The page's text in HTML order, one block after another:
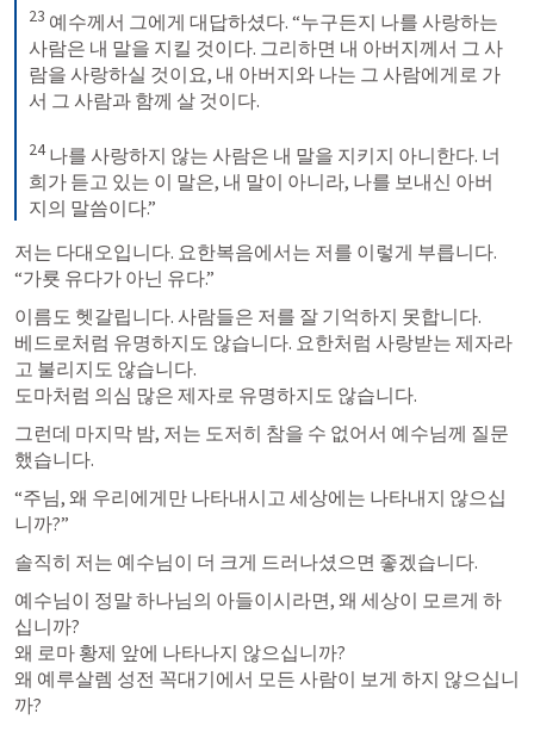
23 예수께서 그에게 대답하셨다. “누구든지 나를 사랑하는
사람은 내 말을 지킬 것이다. 그리하면 내 아버지께서 그 사
람을 사랑하실 것이요, 내 아버지와 나는 그 사람에게로 가
서 그 사람과 함께 살 것이다.
24 나를 사랑하지 않는 사람은 내 말을 지키지 아니한다. 너
희가 듣고 있는 이 말은, 내 말이 아니라, 나를 보내신 아버
지의 말씀이다.”
저는 다대오입니다. 요한복음에서는 저를 이렇게 부릅니다.
“가룟 유다가 아닌 유다.”
이름도 헷갈립니다. 사람들은 저를 잘 기억하지 못합니다.
베드로처럼 유명하지도 않습니다. 요한처럼 사랑받는 제자라
고 불리지도 않습니다.
도마처럼 의심 많은 제자로 유명하지도 않습니다.
그런데 마지막 밤, 저는 도저히 참을 수 없어서 예수님께 질문
했습니다.
“주님, 왜 우리에게만 나타내시고 세상에는 나타내지 않으십
니까?”
솔직히 저는 예수님이 더 크게 드러나셨으면 좋겠습니다.
예수님이 정말 하나님의 아들이시라면, 왜 세상이 모르게 하
십니까?
왜 로마 황제 앞에 나타나지 않으십니까?
왜 예루살렘 성전 꼭대기에서 모든 사람이 보게 하지 않으십니
까?